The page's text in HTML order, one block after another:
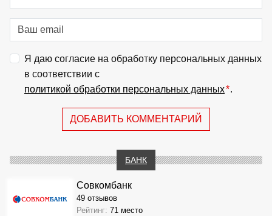
Я даю согласие на обработку персональных данных
в соответствии с
политикой обработки персональных данных*.
ДОБАВИТЬ КОММЕНТАРИЙ
БАНК
Совкомбанк
49 отзывов
Рейтинг: 71 место